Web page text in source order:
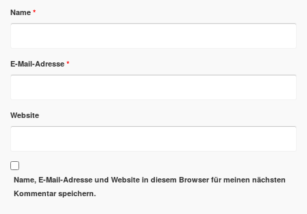
Name *
E-Mail-Adresse *
Website
Name, E-Mail-Adresse und Website in diesem Browser für meinen nächsten
Kommentar speichern.